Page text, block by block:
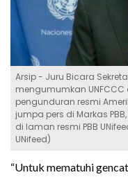
Arsip - Juru Bicara
mengumumkan
pengunduran resmi
jumpa pers di Markas
di laman resmi PBB
UNifeed)
“Untuk mematuhi